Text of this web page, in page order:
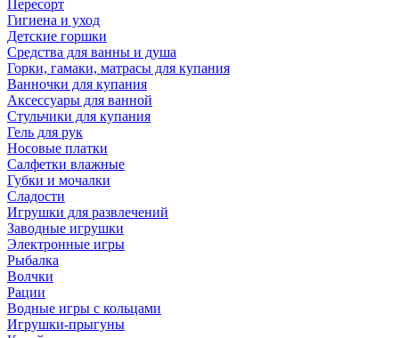
Пересорт
Гигиена и уход
Детские горшки
Средства для ванны и душа
Горки, гамаки, матрасы для купания
Ванночки для купания
Аксессуары для ванной
Стульчики для купания
Гель для рук
Носовые платки
Салфетки влажные
Губки и мочалки
Сладости
Игрушки для развлечений
Заводные игрушки
Электронные игры
Рыбалка
Волчки
Рации
Водные игры с кольцами
Игрушки-прыгуны